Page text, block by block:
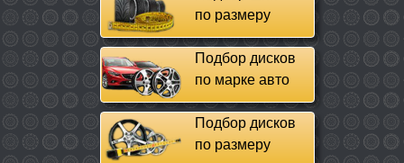
по размеру
Подбор дисков
по марке авто
Подбор дисков
по размеру